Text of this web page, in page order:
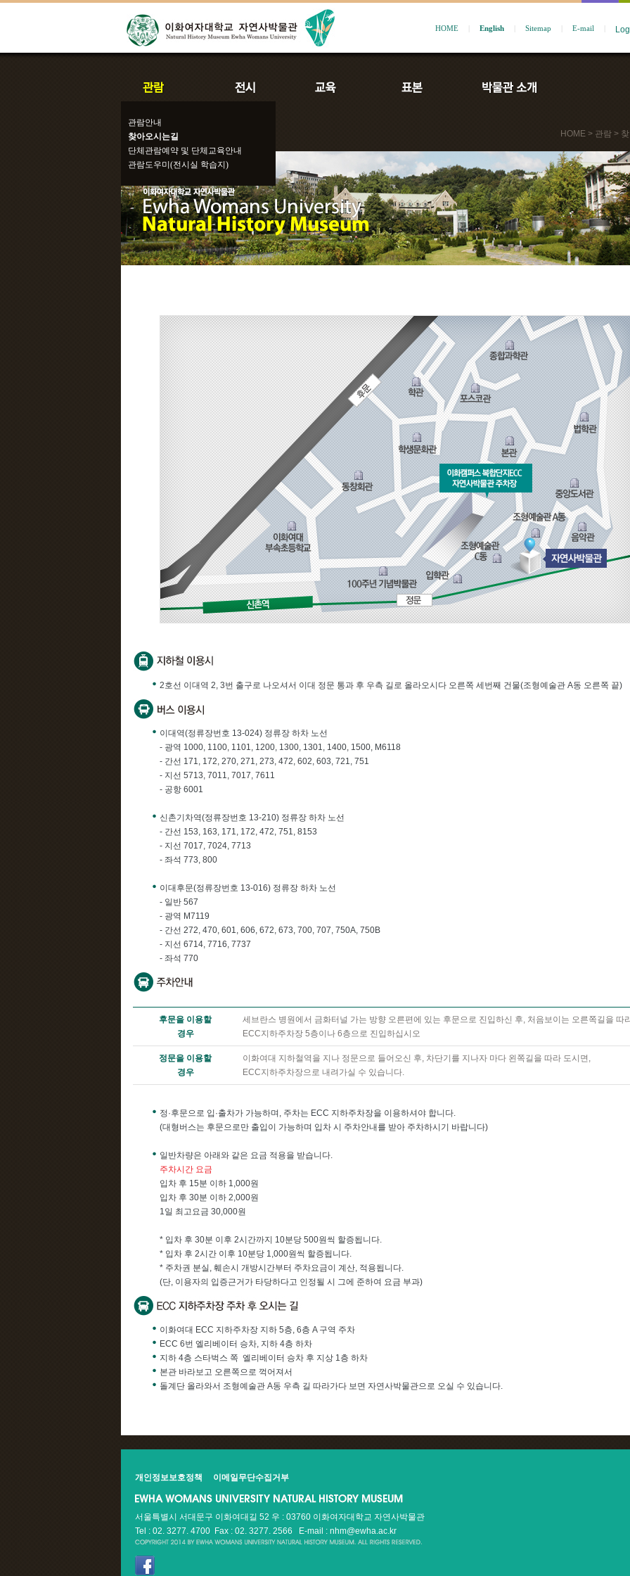
HOME English Sitemap E-mail
관람안내
찾아오시는길
단체관람예약 및 단체교육안내
관람도우미(전시실 학습지)
HOME > 관람 >
2호선 이대역 2, 3번 출구로 나오셔서 이대 정문 통과 후 우측 길로 올라오시다 오른쪽 세번째 건물(조형예술관 A동 오른쪽 끝)
이대역(정류장번호 13-024) 정류장 하차 노선
- 광역 1000, 1100, 1101, 1200, 1300, 1301, 1400, 1500, M6118
- 간선 171, 172, 270, 271, 273, 472, 602, 603, 721, 751
- 지선 5713, 7011, 7017, 7611
- 공항 6001
신촌기차역(정류장번호 13-210) 정류장 하차 노선
- 간선 153, 163, 171, 172, 472, 751, 8153
- 지선 7017, 7024, 7713
- 좌석 773, 800
이대후문(정류장번호 13-016) 정류장 하차 노선
- 일반 567
- 광역 M7119
- 간선 272, 470, 601, 606, 672, 673, 700, 707, 750A, 750B
- 지선 6714, 7716, 7737
- 좌석 770
후문을 이용할
경우
세브란스 병원에서 금화터널 가는 방향 오른편에 있는 후문으로 진입하신 후, 처음보이는 오른쪽길을 따
ECC지하주차장 5층이나 6층으로 진입하십시오
정문을 이용할
경우
이화여대 지하철역을 지나 정문으로 들어오신 후, 차단기를 지나자 마다 왼쪽길을 따라 도시면,
ECC지하주차장으로 내려가실 수 있습니다.
정·후문으로 입·출차가 가능하며, 주차는 ECC 지하주차장을 이용하셔야 합니다.
(대형버스는 후문으로만 출입이 가능하며 입차 시 주차안내를 받아 주차하시기 바랍니다)
일반차량은 아래와 같은 요금 적용을 받습니다.
주차시간 요금
입차 후 15분 이하 1,000원
입차 후 30분 이하 2,000원
1일 최고요금 30,000원
* 입차 후 30분 이후 2시간까지 10분당 500원씩 할증됩니다.
* 입차 후 2시간 이후 10분당 1,000원씩 할증됩니다.
* 주차권 분실, 훼손시 개방시간부터 주차요금이 계산, 적용됩니다.
(단, 이용자의 입증근거가 타당하다고 인정될 시 그에 준하여 요금 부과)
이화여대 ECC 지하주차장 지하 5층, 6층 A 구역 주차
ECC 6번 엘리베이터 승차, 지하 4층 하차
지하 4층 스타벅스 쪽 엘리베이터 승차 후 지상 1층 하차
본관 바라보고 오른쪽으로 꺽어져서
돌계단 올라와서 조형예술관 A동 우측 길 따라가다 보면 자연사박물관으로 오실 수 있습니다.
개인정보보호정책 이메일무단수집거부
서울특별시 서대문구 이화여대길 52 우 : 03760 이화여자대학교 자연사박물관
Tel : 02. 3277. 4700 Fax : 02. 3277. 2566
E-mail : nhm@ewha.ac.kr